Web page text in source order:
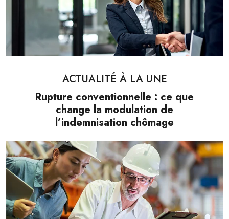
ACTUALITÉ À LA UNE
Rupture conventionnelle : ce que
change la modulation de
l’indemnisation chômage